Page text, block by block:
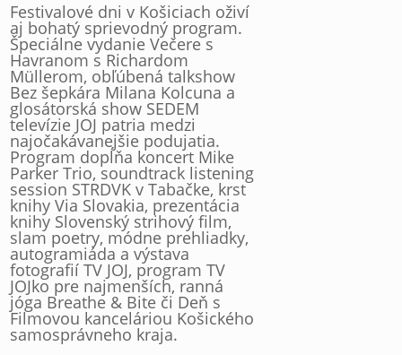
Festivalové dni v Košiciach oživí
aj bohatý sprievodný program.
Špeciálne vydanie Večere s
Havranom s Richardom
Müllerom, obľúbená talkshow
Bez šepkára Milana Kolcuna a
glosátorská show SEDEM
televízie JOJ patria medzi
najočakávanejšie podujatia.
Program dopĺňa koncert Mike
Parker Trio, soundtrack listening
session STRDVK v Tabačke, krst
knihy Via Slovakia, prezentácia
knihy Slovenský strihový film,
slam poetry, módne prehliadky,
autogramiáda a výstava
fotografií TV JOJ, program TV
JOJko pre najmenších, ranná
jóga Breathe & Bite či Deň s
Filmovou kanceláriou Košického
samosprávneho kraja.